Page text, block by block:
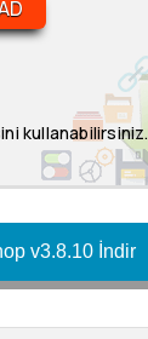
kullanabilirsiniz.
v3.8.10 İndir